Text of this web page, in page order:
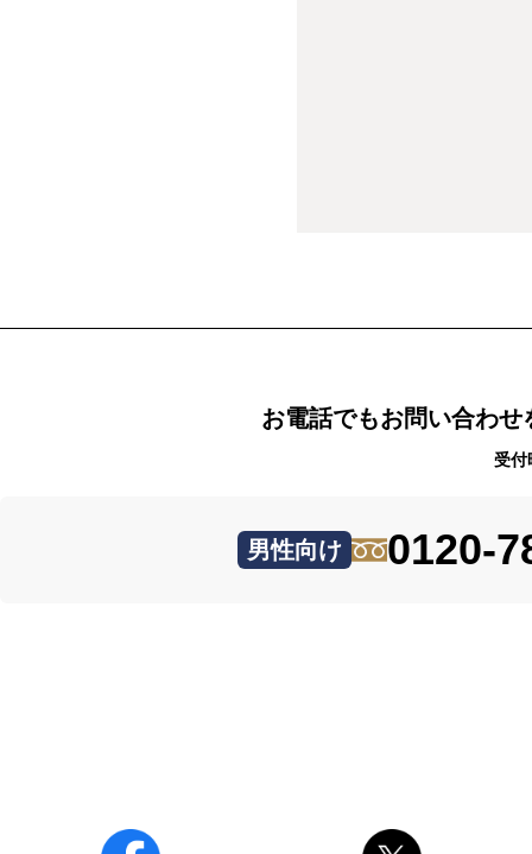
お電話でもお問い合わ
受付
男性向け 0120-